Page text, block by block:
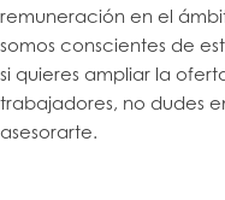
remuneración en el
somos conscientes de
si quieres ampliar la
trabajadores, no dudes
asesorarte.